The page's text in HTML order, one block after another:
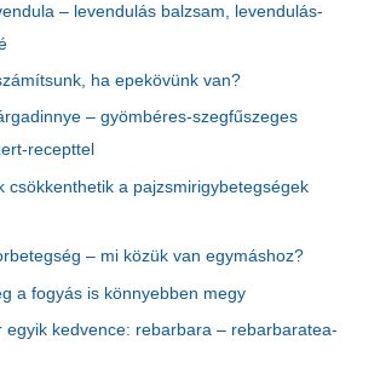
– levendulás balzsam, levendulás-
ha epekövünk van?
– gyömbéres-szegfűszeges
recepttel
csökkenthetik a pajzsmirigybetegségek
– mi közük van egymáshoz?
a fogyás is könnyebben megy
egyik kedvence: rebarbara – rebarbaratea-